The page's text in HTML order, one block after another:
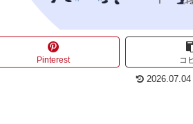
Pinterest コ
2026.07.04